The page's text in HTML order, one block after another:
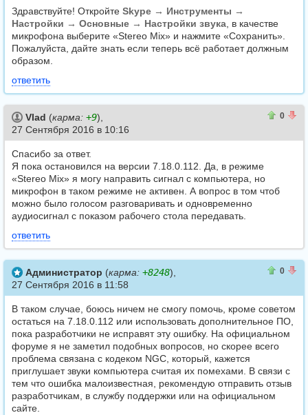
Здравствуйте! Откройте Skype → Инструменты →
Настройки → Основные → Настройки звука, в качестве
микрофона выберите «Stereo Mix» и нажмите «Сохранить».
Пожалуйста, дайте знать если теперь всё работает должным
образом.
ответить
0
Vlad (карма: +9),
27 Сентября 2016 в 10:16
Спасибо за ответ.
Я пока остановился на версии 7.18.0.112. Да, в режиме
«Stereo Mix» я могу направить сигнал с компьютера, но
микрофон в таком режиме не активен. А вопрос в том чтоб
можно было голосом разговаривать и одновременно
аудиосигнал с показом рабочего стола передавать.
ответить
0
Администратор (карма: +8248),
27 Сентября 2016 в 11:58
В таком случае, боюсь ничем не смогу помочь, кроме советом
остаться на 7.18.0.112 или использовать дополнительное ПО,
пока разработчики не исправят эту ошибку. На официальном
форуме я не заметил подобных вопросов, но скорее всего
проблема связана с кодеком NGC, который, кажется
приглушает звуки компьютера считая их помехами. В связи с
тем что ошибка малоизвестная, рекомендую отправить отзыв
разработчикам, в службу поддержки или на официальном
сайте.